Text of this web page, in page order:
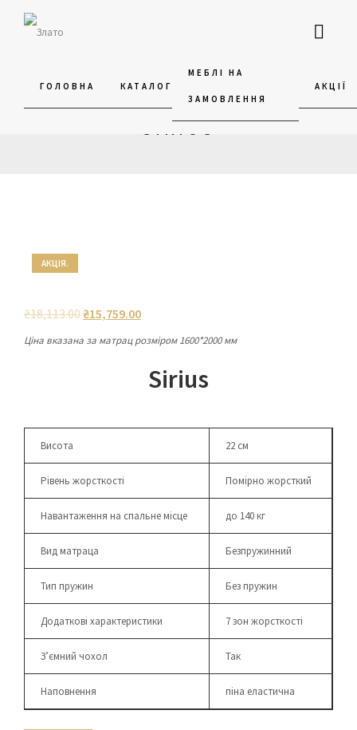
ГОЛОВНА КАТАЛОГ
МЕБЛІ НА
ЗАМОВЛЕННЯ
АКЦІЇ
БЕЗПРУЖИННИЙ МАТРАЦ
SIRIUS
АКЦІЯ.
₴18,113.00₴15,759.00
Ціна вказана за матрац розміром 1600*2000 мм
Sirius
Висота 22 см
Рівень жорсткості Помірно жорсткий
Навантаження на спальне місце до 140 кг
Вид матраца Безпружинний
Тип пружин Без пружин
Додаткові характеристики 7 зон жорсткості
З’ємний чохол Так
Наповнення піна еластична